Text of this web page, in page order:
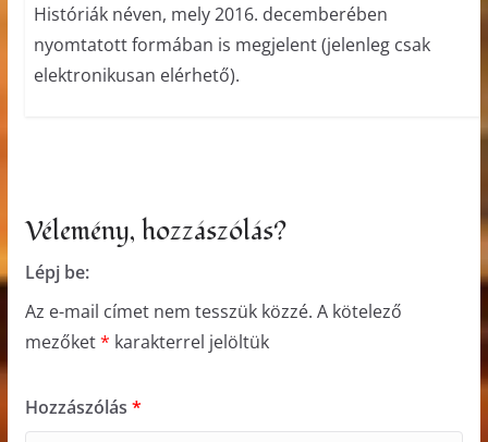
Históriák néven, mely 2016. decemberében
nyomtatott formában is megjelent (jelenleg csak
elektronikusan elérhető).
Vélemény, hozzászólás?
Lépj be:
Az e-mail címet nem tesszük közzé. A kötelező
mezőket* karakterrel jelöltük
Hozzászólás *